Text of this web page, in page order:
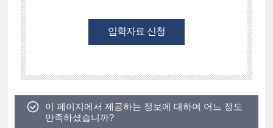
입학자료 신청
이 페이지에서 제공하는 정보에 대하여 어느 정도
만족하셨습니까?